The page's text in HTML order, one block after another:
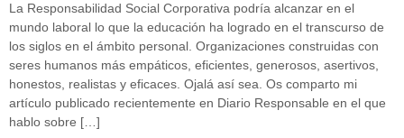
La Responsabilidad Social Corporativa podría alcanzar en el
mundo laboral lo que la educación ha logrado en el transcurso de
los siglos en el ámbito personal. Organizaciones construidas con
seres humanos más empáticos, eficientes, generosos, asertivos,
honestos, realistas y eficaces. Ojalá así sea. Os comparto mi
artículo publicado recientemente en Diario Responsable en el que
hablo sobre […]